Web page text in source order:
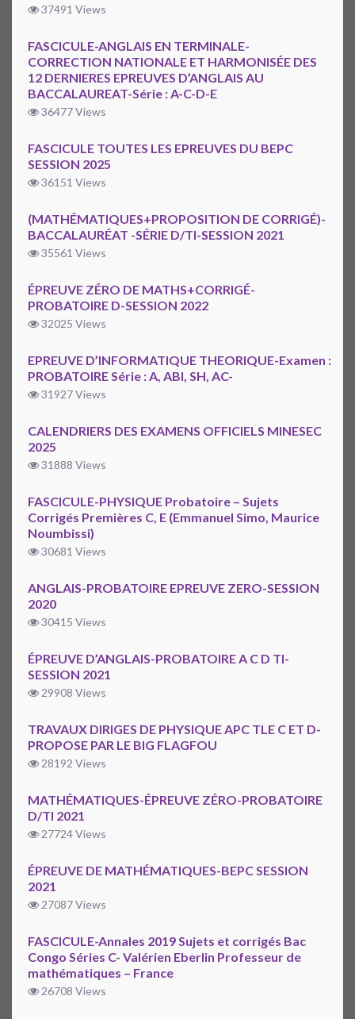
37491 Views
FASCICULE-ANGLAIS EN TERMINALE-
CORRECTION NATIONALE ET HARMONISÉE DES
12 DERNIERES EPREUVES D’ANGLAIS AU
BACCALAUREAT-Série : A-C-D-E
36477 Views
FASCICULE TOUTES LES EPREUVES DU BEPC
SESSION 2025
36151 Views
(MATHÉMATIQUES+PROPOSITION DE CORRIGÉ)-
BACCALAURÉAT -SÉRIE D/TI-SESSION 2021
35561 Views
ÉPREUVE ZÉRO DE MATHS+CORRIGÉ-
PROBATOIRE D-SESSION 2022
32025 Views
EPREUVE D’INFORMATIQUE THEORIQUE-Examen :
PROBATOIRE Série : A, ABI, SH, AC-
31927 Views
CALENDRIERS DES EXAMENS OFFICIELS MINESEC
2025
31888 Views
FASCICULE-PHYSIQUE Probatoire – Sujets
Corrigés Premières C, E (Emmanuel Simo, Maurice
Noumbissi)
30681 Views
ANGLAIS-PROBATOIRE EPREUVE ZERO-SESSION
2020
30415 Views
ÉPREUVE D’ANGLAIS-PROBATOIRE A C D TI-
SESSION 2021
29908 Views
TRAVAUX DIRIGES DE PHYSIQUE APC TLE C ET D-
PROPOSE PAR LE BIG FLAGFOU
28192 Views
MATHÉMATIQUES-ÉPREUVE ZÉRO-PROBATOIRE
D/TI 2021
27724 Views
ÉPREUVE DE MATHÉMATIQUES-BEPC SESSION
2021
27087 Views
FASCICULE-Annales 2019 Sujets et corrigés Bac
Congo Séries C- Valérien Eberlin Professeur de
mathématiques – France
26708 Views